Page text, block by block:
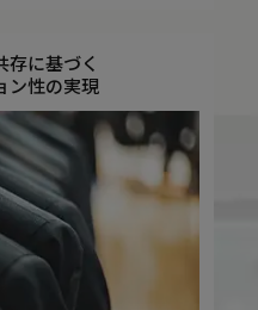
存に基づく
ン性の実現